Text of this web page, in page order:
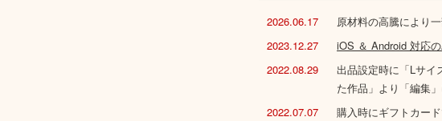
2026.06.17 原材料の高騰により
2023.12.27
iOS ＆ Android 対応
2022.08.29
出品設定時に「Lサイ
た作品」より「編集
2022.07.07
購入時にギフトカー